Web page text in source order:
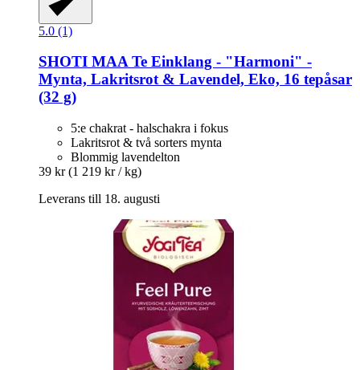
5.0 (1)
SHOTI MAATe Einklang -​ "Harmoni" -​
Mynta, Lakritsrot & Lavendel, Eko, 16 tepåsar
(32 g)
5:e chakrat - halschakra i fokus
Lakritsrot & två sorters mynta
Blommig lavendelton
39 kr (1 219 kr / kg)
Leverans till 18. augusti